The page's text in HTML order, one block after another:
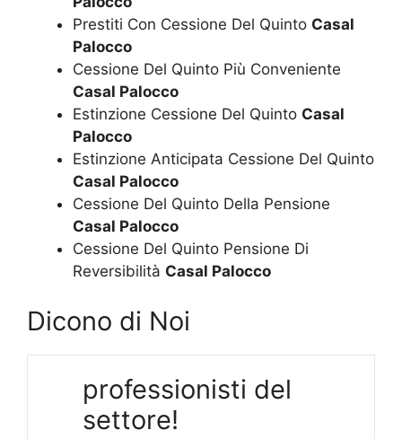
Prestiti Con Cessione Del Quinto Casal
Palocco
Cessione Del Quinto Più Conveniente
Casal Palocco
Estinzione Cessione Del Quinto Casal
Palocco
Estinzione Anticipata Cessione Del Quinto
Casal Palocco
Cessione Del Quinto Della Pensione
Casal Palocco
Cessione Del Quinto Pensione Di
Reversibilità Casal Palocco
Dicono di Noi
professionisti del
settore!